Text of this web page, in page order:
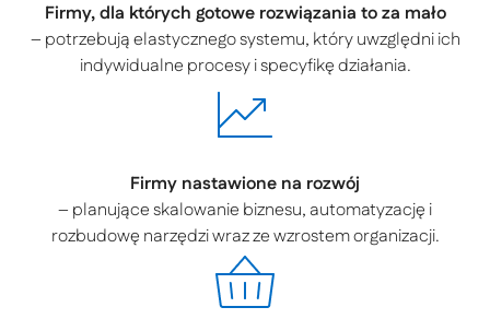
Firmy, dla których gotowe rozwiązania to za mało
– potrzebują elastycznego systemu, który uwzględni ich
indywidualne procesy i specyfikę działania.
Firmy nastawione na rozwój
– planujące skalowanie biznesu, automatyzację i
rozbudowę narzędzi wraz ze wzrostem organizacji.